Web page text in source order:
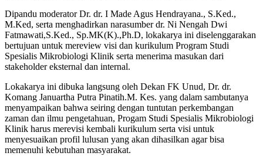
Dipandu moderator Dr. dr. I Made Agus Hendrayana., S.Ked.,
M.Ked, serta menghadirkan narasumber dr. Ni Nengah Dwi
Fatmawati,S.Ked., Sp.MK(K).,Ph.D, lokakarya ini diselenggarakan
bertujuan untuk mereview visi dan kurikulum Program Studi
Spesialis Mikrobiologi Klinik serta menerima masukan dari
stakeholder eksternal dan internal.
Lokakarya ini dibuka langsung oleh Dekan FK Unud, Dr. dr.
Komang Januartha Putra Pinatih.M. Kes. yang dalam sambutanya
menyampaikan bahwa seiring dengan tuntutan perkembangan
zaman dan ilmu pengetahuan, Progam Studi Spesialis Mikrobiologi
Klinik harus merevisi kembali kurikulum serta visi untuk
menyesuaikan profil lulusan yang akan dihasilkan agar bisa
memenuhi kebutuhan masyarakat.